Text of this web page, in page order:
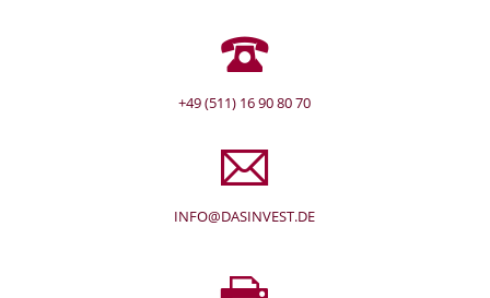
+49 (511) 16 90 80 70
INFO@DASINVEST.DE